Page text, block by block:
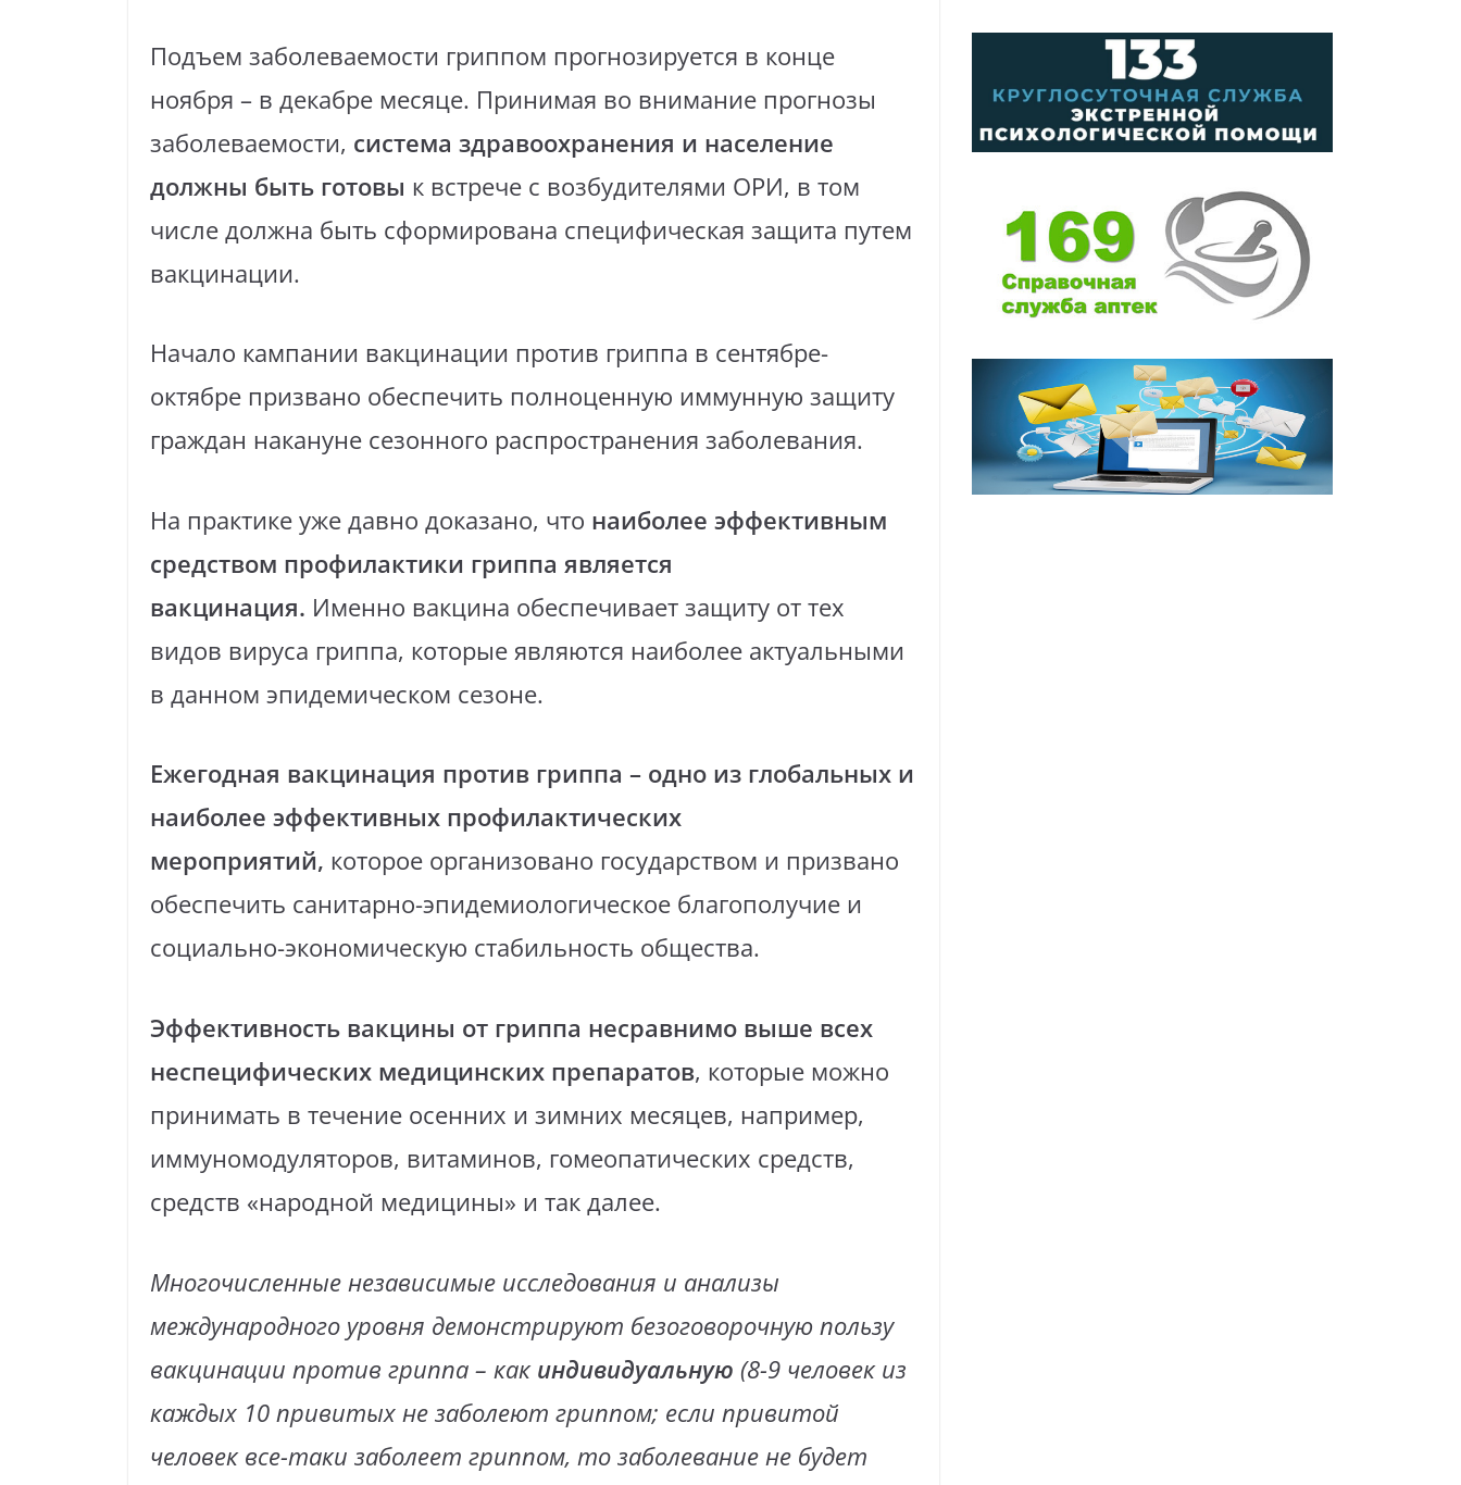
Подъем заболеваемости гриппом прогнозируется в конце
ноября – в декабре месяце. Принимая во внимание прогнозы
заболеваемости, система здравоохранения и население
должны быть готовы к встрече с возбудителями ОРИ, в том
числе должна быть сформирована специфическая защита путем
вакцинации.
Начало кампании вакцинации против гриппа в сентябре-
октябре призвано обеспечить полноценную иммунную защиту
граждан накануне сезонного распространения заболевания.
На практике уже давно доказано, что наиболее эффективным
средством профилактики гриппа является
вакцинация. Именно вакцина обеспечивает защиту от тех
видов вируса гриппа, которые являются наиболее актуальными
в данном эпидемическом сезоне.
Ежегодная вакцинация против гриппа – одно из глобальных и
наиболее эффективных профилактических
мероприятий, которое организовано государством и призвано
обеспечить санитарно-эпидемиологическое благополучие и
социально-экономическую стабильность общества.
Эффективность вакцины от гриппа несравнимо выше всех
неспецифических медицинских препаратов, которые можно
принимать в течение осенних и зимних месяцев, например,
иммуномодуляторов, витаминов, гомеопатических средств,
средств «народной медицины» и так далее.
Многочисленные независимые исследования и анализы
международного уровня демонстрируют безоговорочную пользу
вакцинации против гриппа – какиндивидуальную (8-9 человек из
каждых 10 привитых не заболеют гриппом; если привитой
человек все-таки заболеет гриппом, то заболевание не будет